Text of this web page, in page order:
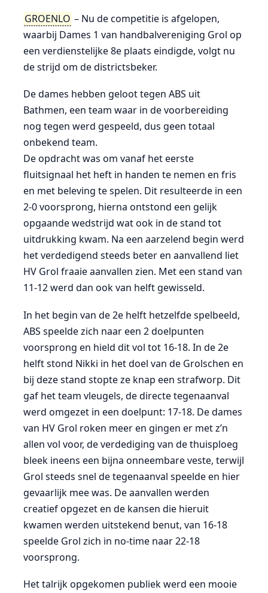
GROENLO – Nu de competitie is afgelopen,
waarbij Dames 1 van handbalvereniging Grol op
een verdienstelijke 8e plaats eindigde, volgt nu
de strijd om de districtsbeker.
De dames hebben geloot tegen ABS uit
Bathmen, een team waar in de voorbereiding
nog tegen werd gespeeld, dus geen totaal
onbekend team.
De opdracht was om vanaf het eerste
fluitsignaal het heft in handen te nemen en fris
en met beleving te spelen. Dit resulteerde in een
2-0 voorsprong, hierna ontstond een gelijk
opgaande wedstrijd wat ook in de stand tot
uitdrukking kwam. Na een aarzelend begin werd
het verdedigend steeds beter en aanvallend liet
HV Grol fraaie aanvallen zien. Met een stand van
11-12 werd dan ook van helft gewisseld.
In het begin van de 2e helft hetzelfde spelbeeld,
ABS speelde zich naar een 2 doelpunten
voorsprong en hield dit vol tot 16-18. In de 2e
helft stond Nikki in het doel van de Grolschen en
bij deze stand stopte ze knap een strafworp. Dit
gaf het team vleugels, de directe tegenaanval
werd omgezet in een doelpunt: 17-18. De dames
van HV Grol roken meer en gingen er met z’n
allen vol voor, de verdediging van de thuisploeg
bleek ineens een bijna onneembare veste, terwijl
Grol steeds snel de tegenaanval speelde en hier
gevaarlijk mee was. De aanvallen werden
creatief opgezet en de kansen die hieruit
kwamen werden uitstekend benut, van 16-18
speelde Grol zich in no-time naar 22-18
voorsprong.
Het talrijk opgekomen publiek werd een mooie